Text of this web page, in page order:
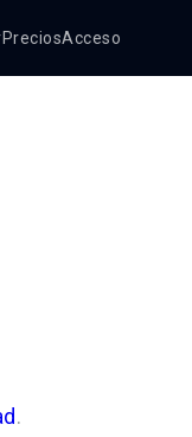
PreciosAcceso
.